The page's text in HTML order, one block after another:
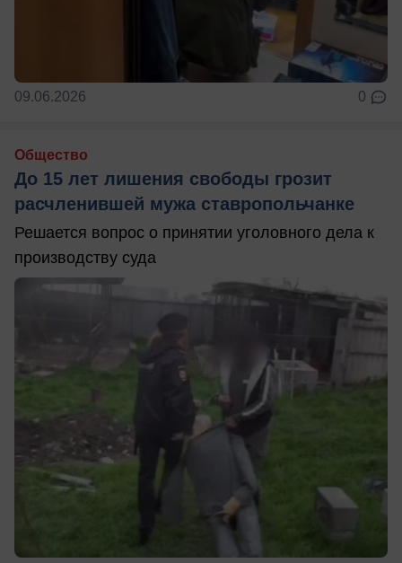
09.06.2026 0
Общество
До 15 лет лишения свободы грозит
расчленившей мужа ставропольчанке
Решается вопрос о принятии уголовного дела к
производству суда